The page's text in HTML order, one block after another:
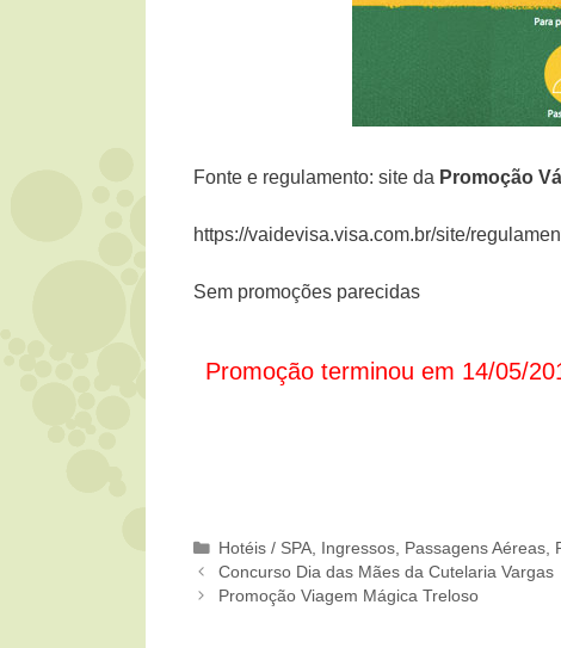
Fonte e regulamento: site da Promoção
https://vaidevisa.visa.com.br/site/
Sem promoções parecidas
Promoção terminou em 14/05/
Categorias
Hotéis / SPA Ingressos Passagens Aéreas
Concurso Dia das Mães da Cutelaria Vargas
Promoção Viagem Mágica Treloso